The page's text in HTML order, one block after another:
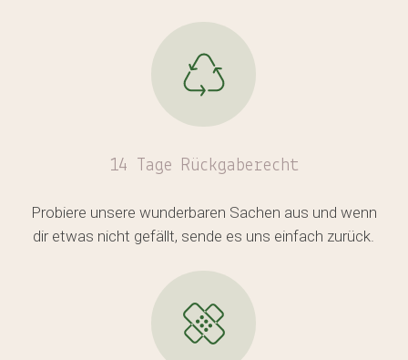
14 Tage Rückgaberecht
Probiere unsere wunderbaren Sachen aus und wenn
dir etwas nicht gefällt, sende es uns einfach zurück.